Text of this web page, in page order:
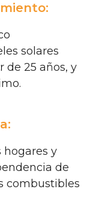
solares
25 años, y
hogares y
de
combustibles